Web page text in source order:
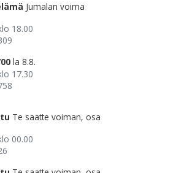
Jumalan voima
18.00
la 8.8.
17.30
Te saatte voiman, osa
00.00